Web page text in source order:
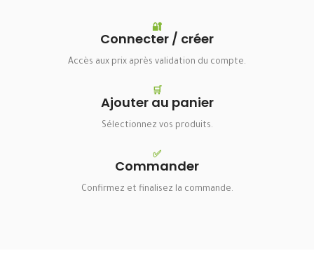
🔐
Connecter / créer
Accès aux prix après validation du compte.
🛒
Ajouter au panier
Sélectionnez vos produits.
✅
Commander
Confirmez et finalisez la commande.